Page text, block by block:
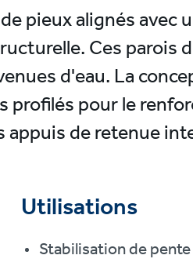
pieux alignés avec
Ces parois
d'eau. La
pour le
de retenue
Utilisations
Stabilisation de pente